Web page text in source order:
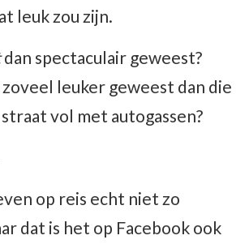
leuk zou zijn.
dan spectaculair geweest?
leuker geweest dan die
vol met autogassen?
op reis echt niet zo
dat is het op Facebook ook